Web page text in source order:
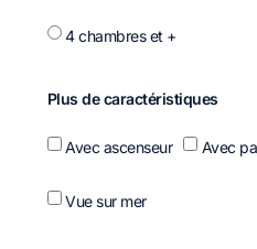
4 chambres et +
Plus de caractéristiques
Avec ascenseur Avec
Vue sur mer